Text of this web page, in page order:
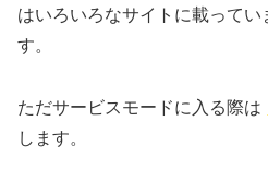
はいろいろなサイトに載って
す。
ただサービスモードに入る際は
します。